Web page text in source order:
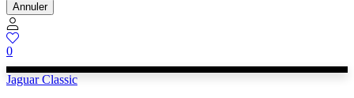
Annuler
0
Jaguar Classic